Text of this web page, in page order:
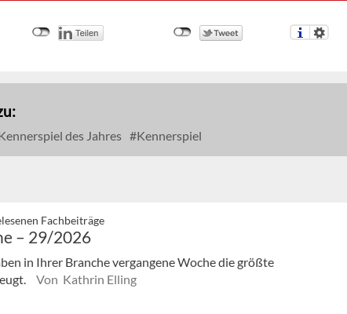
des Jahres Kennerspiel
Fachbeiträge
– 29/2026
in Ihrer Branche vergangene Woche die größte
Von Kathrin Elling